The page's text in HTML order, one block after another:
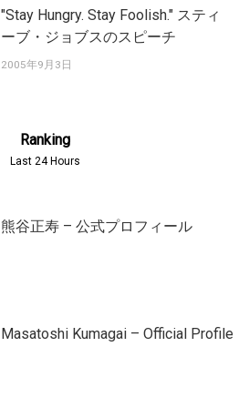
"Stay Hungry. Stay Foolish." スティ
ーブ・ジョブスのスピーチ
2005年9月3日
Ranking
Last 24 Hours
熊谷正寿 – 公式プロフィール
Masatoshi Kumagai – Official Profile